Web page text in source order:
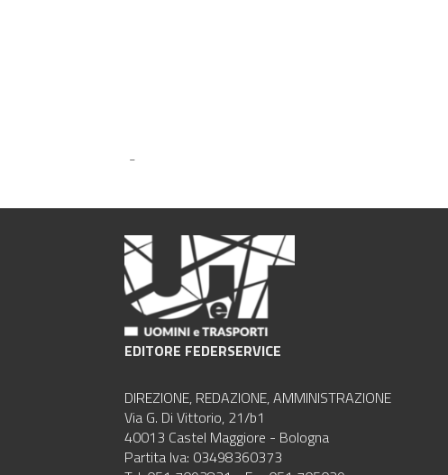
-
EDITORE FEDERSERVICE
DIREZIONE, REDAZIONE, AMMINISTRAZIONE
Via G. Di Vittorio, 21/b1
40013 Castel Maggiore - Bologna
Partita Iva: 03498360373